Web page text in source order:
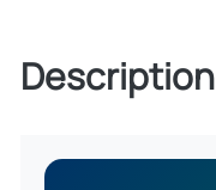
Description